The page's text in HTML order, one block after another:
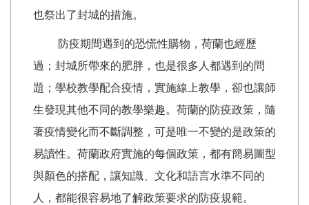
也祭出了封城的措施。
防疫期間遇到的恐慌性購物，荷蘭也經歷
過；封城所帶來的肥胖，也是很多人都遇到的問
題；學校教學配合疫情，實施線上教學，卻也讓師
生發現其他不同的教學樂趣。荷蘭的防疫政策，隨
著疫情變化而不斷調整，可是唯一不變的是政策的
易讀性。荷蘭政府實施的每個政策，都有簡易圖型
與顏色的搭配，讓知識、文化和語言水準不同的
人，都能很容易地了解政策要求的防疫規範。